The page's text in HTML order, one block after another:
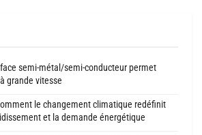
semi-métal/semi-conducteur permet
grande vitesse
le changement climatique redéfinit
et la demande énergétique